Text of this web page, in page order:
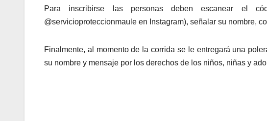
Para inscribirse las personas deben escanear el
@servicioproteccionmaule en Instagram), señalar su nombre,
Finalmente, al momento de la corrida se le entregará una
su nombre y mensaje por los derechos de los niños, niñas y